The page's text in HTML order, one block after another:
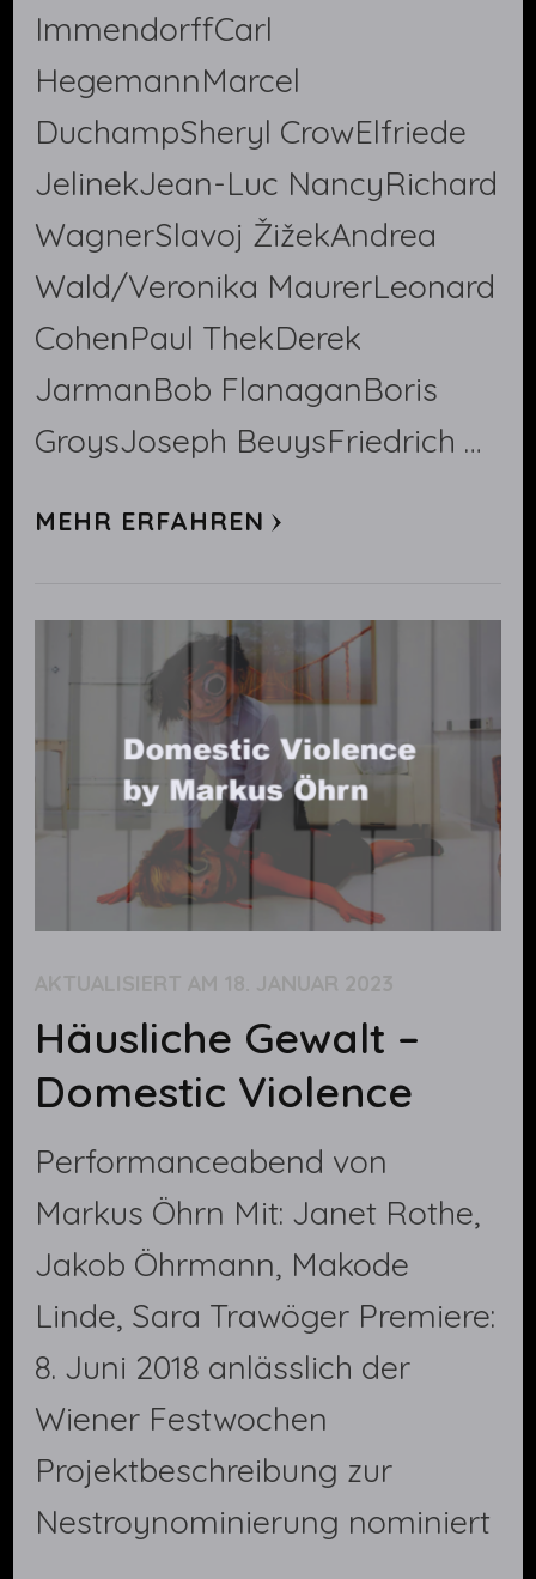
ImmendorffCarl
HegemannMarcel
DuchampSheryl CrowElfriede
JelinekJean-Luc NancyRichard
WagnerSlavoj ŽižekAndrea
Wald/Veronika MaurerLeonard
CohenPaul ThekDerek
JarmanBob FlanaganBoris
GroysJoseph BeuysFriedrich …
MEHR ERFAHREN
AKTUALISIERT AM 18. JANUAR 2023
Häusliche Gewalt –
Domestic Violence
Performanceabend von
Markus Öhrn Mit: Janet Rothe,
Jakob Öhrmann, Makode
Linde, Sara Trawöger Premiere:
8. Juni 2018 anlässlich der
Wiener Festwochen
Projektbeschreibung zur
Nestroynominierung nominiert